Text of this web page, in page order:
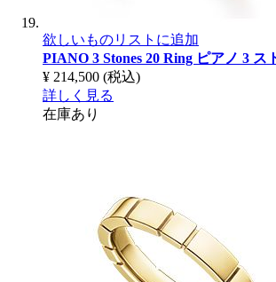
欲しいものリストに追加
PIANO 3 Stones 20 Ring ピアノ 3 ス
¥ 214,500 (税込)
詳しく見る
在庫あり